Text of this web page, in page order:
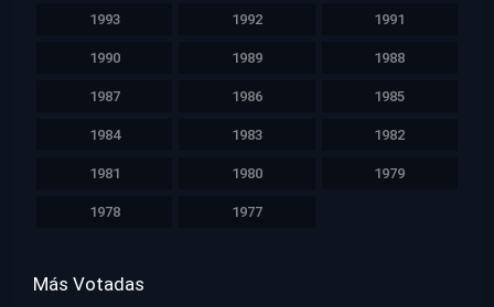
1993 1992 1991
1990 1989 1988
1987 1986 1985
1984 1983 1982
1981 1980 1979
1978 1977
Más Votadas